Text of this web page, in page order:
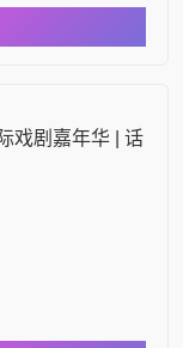
戏剧嘉年华 | 话